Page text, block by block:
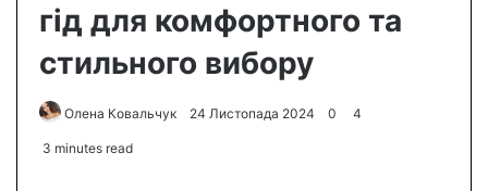
гід для комфортного та
стильного вибору
Олена Ковальчук 24 Листопада 2024 0 4
3 minutes read